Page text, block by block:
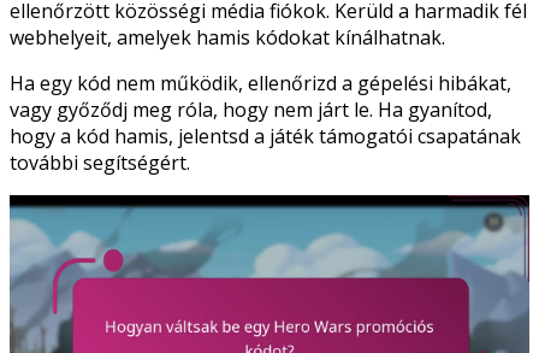
ellenőrzött közösségi média fiókok. Kerüld a harmadik fél
webhelyeit, amelyek hamis kódokat kínálhatnak.
Ha egy kód nem működik, ellenőrizd a gépelési hibákat,
vagy győződj meg róla, hogy nem járt le. Ha gyanítod,
hogy a kód hamis, jelentsd a játék támogatói csapatának
további segítségért.